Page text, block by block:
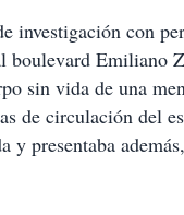
investigación con
Emiliano
sin vida de una
de circulación del
y presentaba